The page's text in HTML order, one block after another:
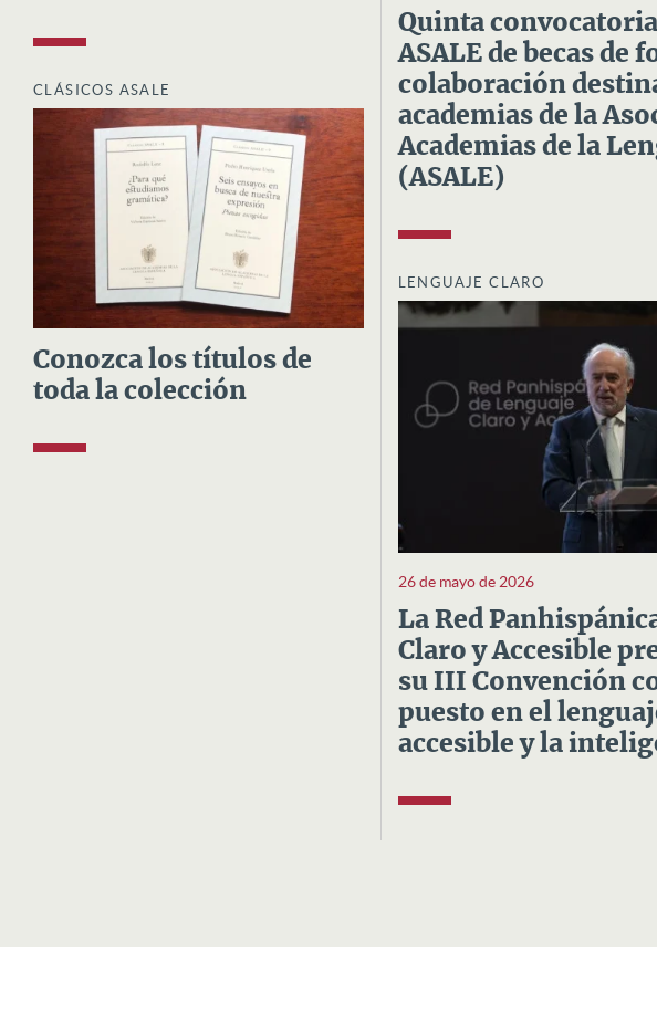
CLÁSICOS ASALE
Conozca los títulos de
toda la colección
Quinta
ASALE de becas de
colaboración
academias de la
Academias de la
(ASALE)
LENGUAJE CLARO
26 de mayo de 2026
La Red
Claro y Accesible
su III Convención
puesto en el
accesible y la